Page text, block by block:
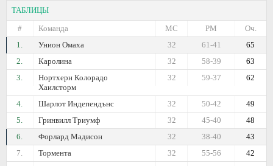
ТАБЛИЦЫ
#
Команда Оч.
РМ
МС
1.
Унион Омаха 65
61-41
32
2.
Каролина 63
58-39
32
3.
Нортхерн Колорадо
Хаилсторм
62
59-37
32
4. Шарлот Индепендънс 49
50-42
32
5.
Гринвилл Триумф 48
45-40
32
6.
Форлард Мадисон 43
38-40
32
7.
Тормента 42
55-56
32